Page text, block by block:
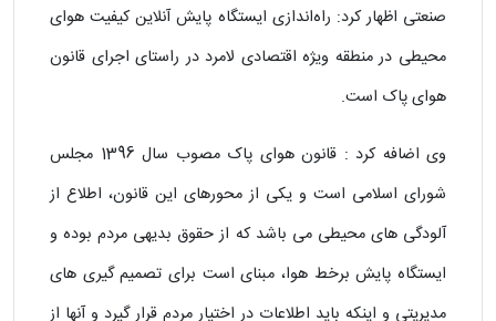
صنعتی اظهار کرد: راه‌اندازی ایستگاه پایش آنلاین کیفیت هوای
محیطی در منطقه ویژه اقتصادی لامرد در راستای اجرای قانون
هوای پاک است.
وی اضافه کرد : قانون هوای پاک مصوب سال 1396 مجلس
شورای اسلامی است و یکی از محورهای این قانون، اطلاع از
آلودگی های محیطی می باشد که از حقوق بدیهی مردم بوده و
ایستگاه پایش برخط هوا، مبنای است برای تصمیم گیری های
مدیریتی و اینکه باید اطلاعات در اختیار مردم قرار گیرد و آنها از